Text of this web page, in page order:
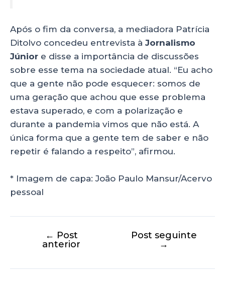
Após o fim da conversa, a mediadora Patrícia
Ditolvo concedeu entrevista à Jornalismo
Júnior e disse a importância de discussões
sobre esse tema na sociedade atual. “Eu acho
que a gente não pode esquecer: somos de
uma geração que achou que esse problema
estava superado, e com a polarização e
durante a pandemia vimos que não está. A
única forma que a gente tem de saber e não
repetir é falando a respeito”, afirmou.
* Imagem de capa: João Paulo Mansur/Acervo
pessoal
← Post
anterior
Post seguinte
→